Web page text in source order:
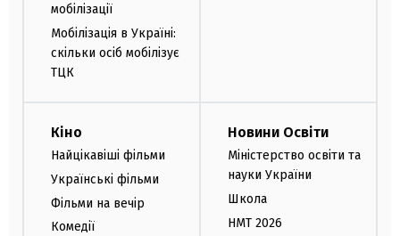
мобілізації
Мобілізація в Україні:
скільки осіб мобілізує
ТЦК
Кіно
Найцікавіші фільми
Українські фільми
Фільми на вечір
Комедії
Новини Освіти
Міністерство освіти та
науки України
Школа
НМТ 2026